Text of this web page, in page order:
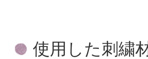
使用した刺繍